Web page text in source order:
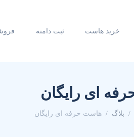
خرید هاست ثبت دامنه
ای رایگان
بلاگ هاست حرفه ای رایگان